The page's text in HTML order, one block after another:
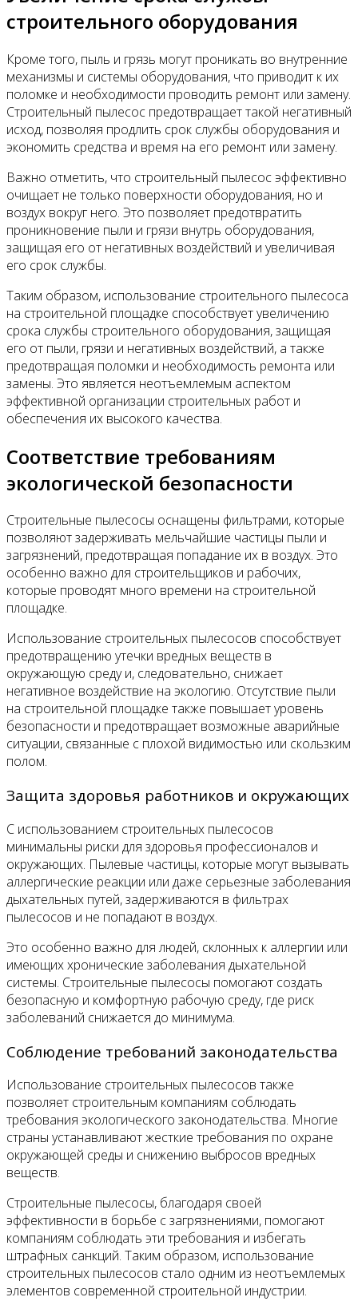
строительного оборудования
Кроме того, пыль и грязь могут проникать во внутренние
механизмы и системы оборудования, что приводит к их
поломке и необходимости проводить ремонт или замену.
Строительный пылесос предотвращает такой негативный
исход, позволяя продлить срок службы оборудования и
экономить средства и время на его ремонт или замену.
Важно отметить, что строительный пылесос эффективно
очищает не только поверхности оборудования, но и
воздух вокруг него. Это позволяет предотвратить
проникновение пыли и грязи внутрь оборудования,
защищая его от негативных воздействий и увеличивая
его срок службы.
Таким образом, использование строительного пылесоса
на строительной площадке способствует увеличению
срока службы строительного оборудования, защищая
его от пыли, грязи и негативных воздействий, а также
предотвращая поломки и необходимость ремонта или
замены. Это является неотъемлемым аспектом
эффективной организации строительных работ и
обеспечения их высокого качества.
Соответствие требованиям
экологической безопасности
Строительные пылесосы оснащены фильтрами, которые
позволяют задерживать мельчайшие частицы пыли и
загрязнений, предотвращая попадание их в воздух. Это
особенно важно для строительщиков и рабочих,
которые проводят много времени на строительной
площадке.
Использование строительных пылесосов способствует
предотвращению утечки вредных веществ в
окружающую среду и, следовательно, снижает
негативное воздействие на экологию. Отсутствие пыли
на строительной площадке также повышает уровень
безопасности и предотвращает возможные аварийные
ситуации, связанные с плохой видимостью или скользким
полом.
Защита здоровья работников и окружающих
С использованием строительных пылесосов
минимальны риски для здоровья профессионалов и
окружающих. Пылевые частицы, которые могут вызывать
аллергические реакции или даже серьезные заболевания
дыхательных путей, задерживаются в фильтрах
пылесосов и не попадают в воздух.
Это особенно важно для людей, склонных к аллергии или
имеющих хронические заболевания дыхательной
системы. Строительные пылесосы помогают создать
безопасную и комфортную рабочую среду, где риск
заболеваний снижается до минимума.
Соблюдение требований законодательства
Использование строительных пылесосов также
позволяет строительным компаниям соблюдать
требования экологического законодательства. Многие
страны устанавливают жесткие требования по охране
окружающей среды и снижению выбросов вредных
веществ.
Строительные пылесосы, благодаря своей
эффективности в борьбе с загрязнениями, помогают
компаниям соблюдать эти требования и избегать
штрафных санкций. Таким образом, использование
строительных пылесосов стало одним из неотъемлемых
элементов современной строительной индустрии.